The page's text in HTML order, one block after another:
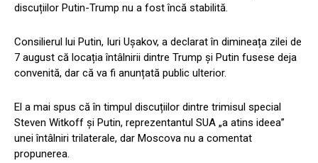
discuțiilor Putin-Trump nu a fost încă stabilită.
Consilierul lui Putin, Iuri Ușakov, a declarat în dimineața zilei de
7 august că locația întâlnirii dintre Trump și Putin fusese deja
convenită, dar că va fi anunțată public ulterior.
El a mai spus că în timpul discuțiilor dintre trimisul special
Steven Witkoff și Putin, reprezentantul SUA „a atins ideea”
unei întâlniri trilaterale, dar Moscova nu a comentat
propunerea.